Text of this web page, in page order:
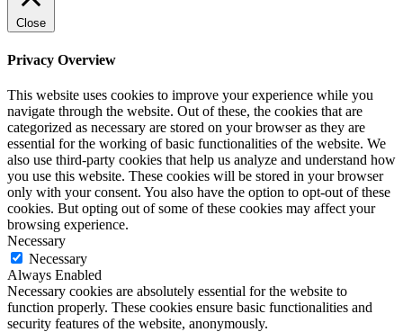
Close
Privacy Overview
This website uses cookies to improve your experience while you
navigate through the website. Out of these, the cookies that are
categorized as necessary are stored on your browser as they are
essential for the working of basic functionalities of the website. We
also use third-party cookies that help us analyze and understand how
you use this website. These cookies will be stored in your browser
only with your consent. You also have the option to opt-out of these
cookies. But opting out of some of these cookies may affect your
browsing experience.
Necessary
Necessary
Always Enabled
Necessary cookies are absolutely essential for the website to
function properly. These cookies ensure basic functionalities and
security features of the website, anonymously.